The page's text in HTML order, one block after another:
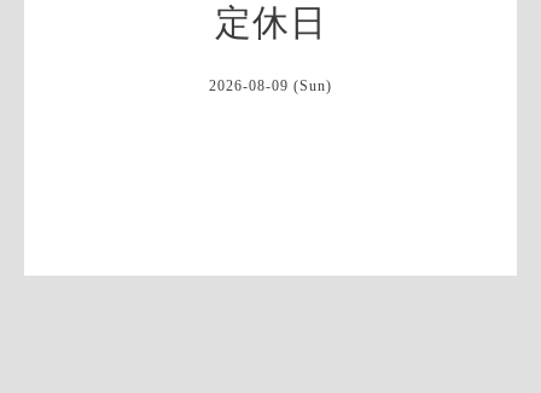
定休日
2026-08-09 (Sun)